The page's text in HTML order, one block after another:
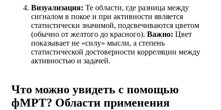
Визуализация: Те области, где разница между
сигналом в покое и при активности является
статистически значимой, подсвечиваются цветом
(обычно от желтого до красного). Важно: Цвет
показывает не «силу» мысли, а степень
статистической достоверности корреляции между
активностью и задачей.
Что можно увидеть с помощью
фМРТ? Области применения